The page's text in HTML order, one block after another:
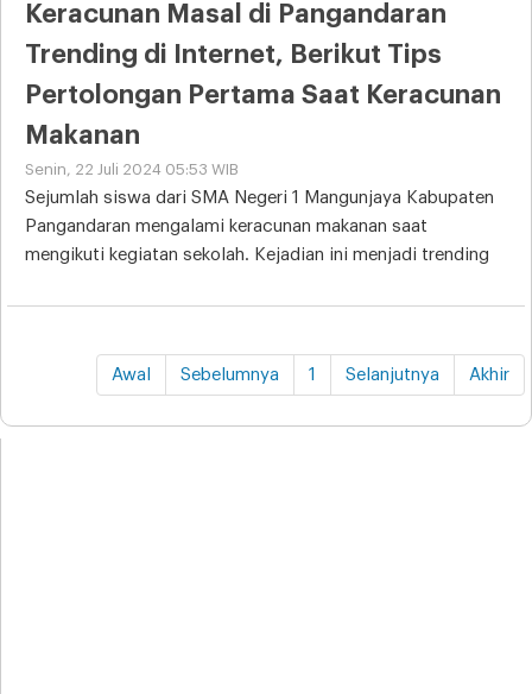
Keracunan Masal di Pangandaran
Trending di Internet, Berikut Tips
Pertolongan Pertama Saat Keracunan
Makanan
Senin, 22 Juli 2024 05:53 WIB
Sejumlah siswa dari SMA Negeri 1 Mangunjaya Kabupaten
Pangandaran mengalami keracunan makanan saat
mengikuti kegiatan sekolah. Kejadian ini menjadi trending
Awal Sebelumnya 1 Selanjutnya Akhir